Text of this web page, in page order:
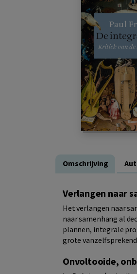
Omschrijving
Verlangen naar
Het verlangen naar
naar samenhang al
plannen, integrale
grote
Onvoltooide,